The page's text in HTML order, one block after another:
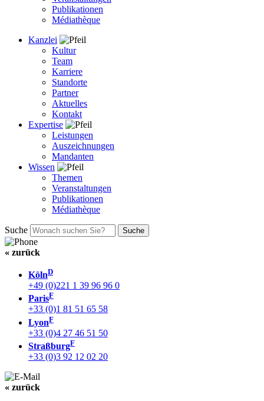
Publikationen
Médiathèque
Kanzlei
Kultur
Team
Karriere
Standorte
Partner
Aktuelles
Kontakt
Expertise
Leistungen
Auszeichnungen
Mandanten
Wissen
Themen
Veranstaltungen
Publikationen
Médiathèque
Suche
« zurück
KölnD
+49 (0)221 1 39 96 96 0
ParisF
+33 (0)1 81 51 65 58
LyonF
+33 (0)4 27 46 51 50
StraßburgF
+33 (0)3 92 12 02 20
« zurück